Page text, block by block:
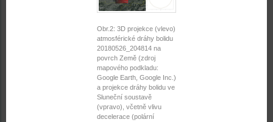
Obr.2: 3D projekce (vlevo)
atmosférické dráhy bolidu
20180526_204814 na
povrch Země (zdroj
mapového podkladu:
Google Earth, Google Inc.)
a projekce dráhy bolidu ve
Sluneční soustavě
(vpravo), včetně vlivu
decelerace (polární